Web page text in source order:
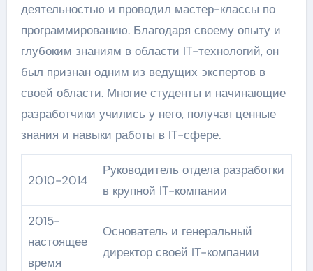
деятельностью и проводил мастер-классы по
программированию. Благодаря своему опыту и
глубоким знаниям в области IT-технологий, он
был признан одним из ведущих экспертов в
своей области. Многие студенты и начинающие
разработчики учились у него, получая ценные
знания и навыки работы в IT-сфере.
2010-2014
Руководитель отдела разработки
в крупной IT-компании
2015-
настоящее
время
Основатель и генеральный
директор своей IT-компании